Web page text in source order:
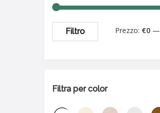
Filtro Prezzo: €0 —
Filtra per color